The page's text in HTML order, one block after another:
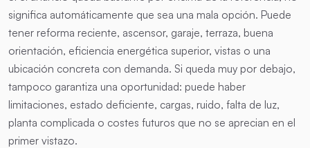
significa automáticamente que sea una mala opción. Puede
tener reforma reciente, ascensor, garaje, terraza, buena
orientación, eficiencia energética superior, vistas o una
ubicación concreta con demanda. Si queda muy por debajo,
tampoco garantiza una oportunidad: puede haber
limitaciones, estado deficiente, cargas, ruido, falta de luz,
planta complicada o costes futuros que no se aprecian en el
primer vistazo.